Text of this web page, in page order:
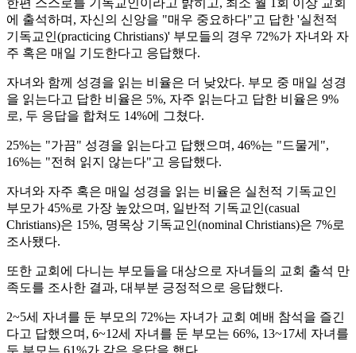
에 출석하며, 자신의 신앙을 "매우 중요하다"고 답한 '실천적
기독교인(practicing Christians)' 부모들의 경우 72%가 자녀와 자
주 혹은 매일 기도한다고 응답했다.
자녀와 함께 성경을 읽는 비율은 더 낮았다. 부모 중 매일 성경
을 읽는다고 답한 비율은 5%, 자주 읽는다고 답한 비율은 9%
로, 두 응답을 합쳐도 14%에 그쳤다.
25%는 "가끔" 성경을 읽는다고 답했으며, 46%는 "드물게",
16%는 "전혀 읽지 않는다"고 응답했다.
자녀와 자주 혹은 매일 성경을 읽는 비율은 실천적 기독교인
부모가 45%로 가장 높았으며, 일반적 기독교인(casual
Christians)은 15%, 명목상 기독교인(nominal Christians)은 7%로
조사됐다.
또한 교회에 다니는 부모들을 대상으로 자녀들의 교회 출석 만
족도를 조사한 결과, 대부분 긍정적으로 응답했다.
2~5세 자녀를 둔 부모의 72%는 자녀가 교회 예배 참석을 즐긴
다고 답했으며, 6~12세 자녀를 둔 부모는 66%, 13~17세 자녀를
둔 부모는 61%가 같은 응답을 했다.